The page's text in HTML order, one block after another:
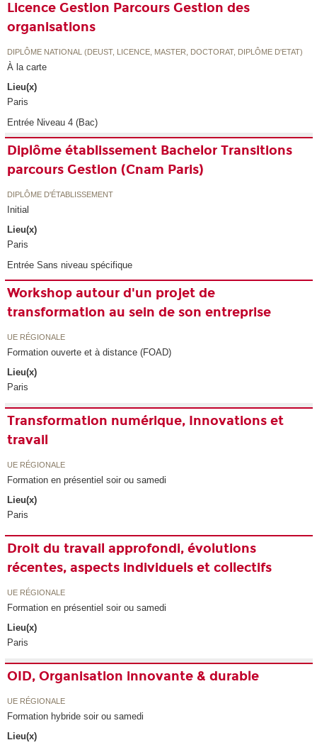
Licence Gestion Parcours Gestion des
organisations
DIPLÔME NATIONAL (DEUST, LICENCE, MASTER, DOCTORAT, DIPLÔME D'ETAT)
À la carte
Lieu(x)
Paris
Entrée Niveau 4 (Bac)
Diplôme établissement Bachelor Transitions
parcours Gestion (Cnam Paris)
DIPLÔME D'ÉTABLISSEMENT
Initial
Lieu(x)
Paris
Entrée Sans niveau spécifique
Workshop autour d'un projet de
transformation au sein de son entreprise
UE RÉGIONALE
Formation ouverte et à distance (FOAD)
Lieu(x)
Paris
Transformation numérique, Innovations et
travail
UE RÉGIONALE
Formation en présentiel soir ou samedi
Lieu(x)
Paris
Droit du travail approfondi, évolutions
récentes, aspects individuels et collectifs
UE RÉGIONALE
Formation en présentiel soir ou samedi
Lieu(x)
Paris
OID, Organisation innovante & durable
UE RÉGIONALE
Formation hybride soir ou samedi
Lieu(x)